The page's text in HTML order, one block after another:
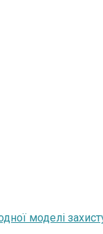
моделі